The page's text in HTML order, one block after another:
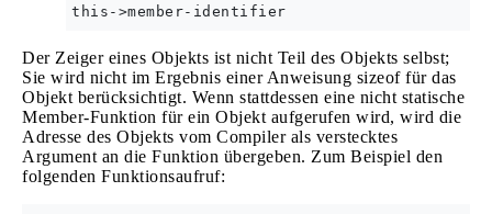
Der Zeiger eines Objekts ist nicht Teil des Objekts selbst;
Sie wird nicht im Ergebnis einer Anweisung sizeof für das
Objekt berücksichtigt. Wenn stattdessen eine nicht statische
Member-Funktion für ein Objekt aufgerufen wird, wird die
Adresse des Objekts vom Compiler als verstecktes
Argument an die Funktion übergeben. Zum Beispiel den
folgenden Funktionsaufruf: